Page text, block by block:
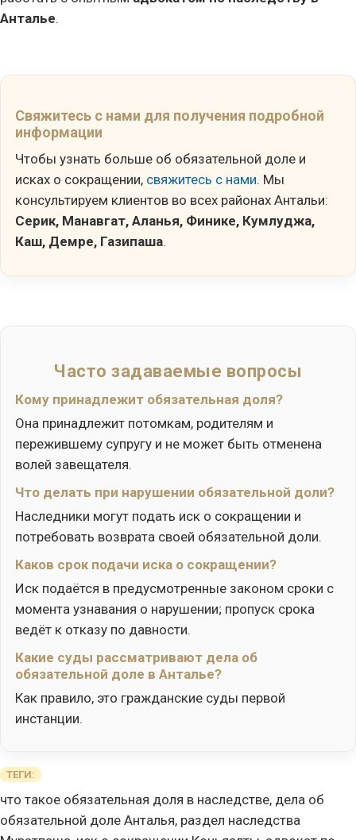
Анталье.
Свяжитесь с нами для получения подробной
информации
Чтобы узнать больше об обязательной доле и
исках о сокращении, свяжитесь с нами. Мы
консультируем клиентов во всех районах Антальи:
Серик, Манавгат, Аланья, Финике, Кумлуджа,
Каш, Демре, Газипаша.
Часто задаваемые вопросы
Кому принадлежит обязательная доля?
Она принадлежит потомкам, родителям и
пережившему супругу и не может быть отменена
волей завещателя.
Что делать при нарушении обязательной доли?
Наследники могут подать иск о сокращении и
потребовать возврата своей обязательной доли.
Каков срок подачи иска о сокращении?
Иск подаётся в предусмотренные законом сроки с
момента узнавания о нарушении; пропуск срока
ведёт к отказу по давности.
Какие суды рассматривают дела об
обязательной доле в Анталье?
Как правило, это гражданские суды первой
инстанции.
ТЕГИ:
что такое обязательная доля в наследстве, дела об
обязательной доле Анталья, раздел наследства